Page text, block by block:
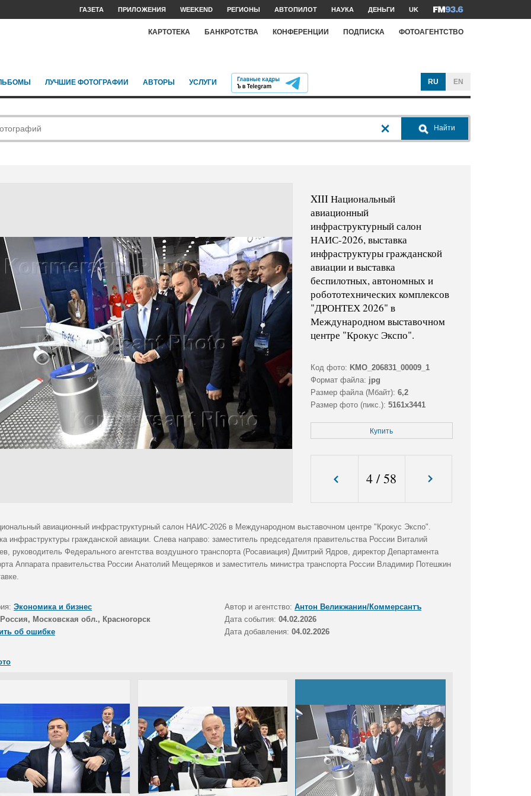
ГАЗЕТА ПРИЛОЖЕНИЯ WEEKEND РЕГИОНЫ АВТОПИЛОТ НАУКА ДЕНЬГИ UK
КАРТОТЕКА БАНКРОТСТВА КОНФЕРЕНЦИИ ПОДПИСКА ФОТОАГЕНТСТВО
ЛУЧШИЕ ФОТОГРАФИИ АВТОРЫ УСЛУГИ RU EN
Найти
XIII Национальный
авиационный
инфраструктурный салон
НАИС-2026, выставка
инфраструктуры гражданской
авиации и выставка
беспилотных, автономных и
робототехнических комплексов
"ДРОНТЕХ 2026" в
Международном выставочном
центре "Крокус Экспо".
Код фото: KMO_206831_00009_1
Формат файла: jpg
Размер файла (Мбайт): 6,2
Размер фото (пикс.): 5161x3441
Купить
4 /58
авиационный инфраструктурный салон НАИС-2026 в Международном выставочном центре "Крокус Экспо".
инфраструктуры гражданской авиации. Слева направо: заместитель председателя правительства России Виталий
руководитель Федерального агентства воздушного транспорта (Росавиация) Дмитрий Ядров, директор Департамента
Аппарата правительства России Анатолий Мещеряков и заместитель министра транспорта России Владимир Потешкин
Экономика и бизнес Автор и агентство: Антон Великжанин/Коммерсантъ
Россия, Московская обл., Красногорск Дата события: 04.02.2026
об ошибке
Дата добавления: 04.02.2026